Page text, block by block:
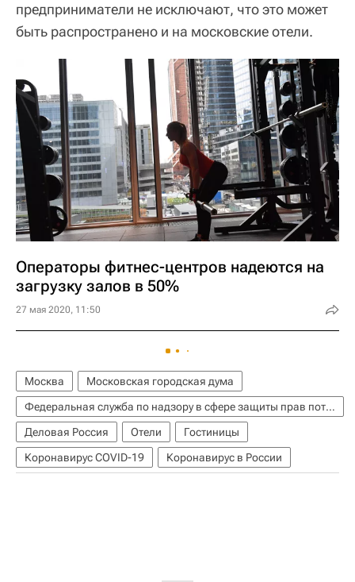
предприниматели не исключают, что это может
быть распространено и на московские отели.
Операторы фитнес-центров надеются на
загрузку залов в 50%
27 мая 2020, 11:50
Москва
Московская городская дума
Федеральная служба по надзору в сфере защиты прав потребителей и благополучия человека (Роспотребнадзор)
Деловая Россия
Отели
Гостиницы
Коронавирус COVID-19
Коронавирус в России